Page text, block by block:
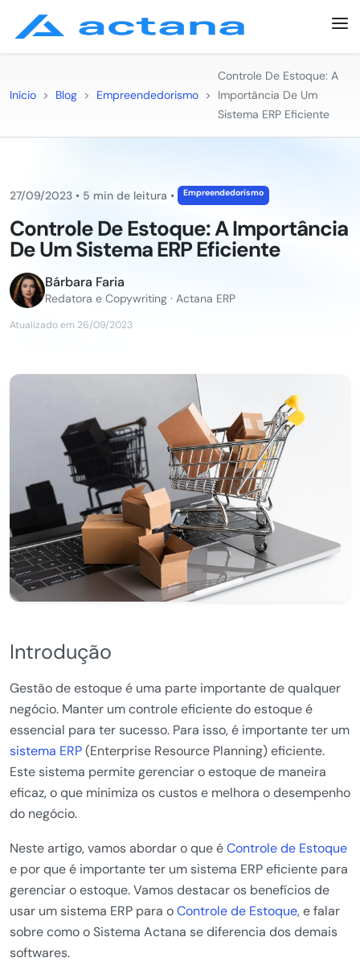
Início > Blog > Empreendedorismo >
Controle De Estoque: A
Importância De Um
Sistema ERP Eficiente
27/09/2023 • 5 min de leitura • Empreendedorismo
Controle De Estoque: A Importância
De Um Sistema ERP Eficiente
Bárbara Faria
Redatora e Copywriting · Actana ERP
Atualizado em 26/09/2023
Introdução
Gestão de estoque é uma parte importante de qualquer
negócio. Manter um controle eficiente do estoque é
essencial para ter sucesso. Para isso, é importante ter um
sistema ERP(Enterprise Resource Planning) eficiente.
Este sistema permite gerenciar o estoque de maneira
eficaz, o que minimiza os custos e melhora o desempenho
do negócio.
Neste artigo, vamos abordar o que éControle de Estoque
e por que é importante ter um sistema ERP eficiente para
gerenciar o estoque. Vamos destacar os benefícios de
usar um sistema ERP para oControle de Estoque, e falar
sobre como o Sistema Actana se diferencia dos demais
softwares.